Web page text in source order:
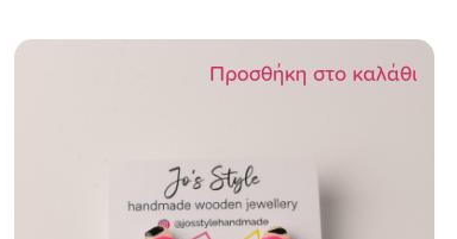
Προσθήκη στο καλάθι